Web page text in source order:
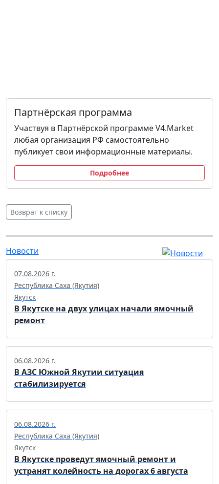
Партнёрская программа
Участвуя в Партнёрской программе V4.Market
любая организация РФ самостоятельно
публикует свои информационные материалы.
Подробнее
Возврат к списку
Новости
07.08.2026 г.
Республика Саха (Якутия)
Якутск
В Якутске на двух улицах начали ямочный
ремонт
06.08.2026 г.
В АЗС Южной Якутии ситуация
стабилизируется
06.08.2026 г.
Республика Саха (Якутия)
Якутск
В Якутске проведут ямочный ремонт и
устранят колейность на дорогах 6 августа